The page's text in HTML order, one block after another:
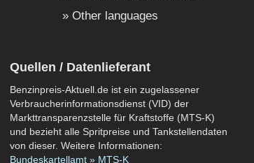
Other languages
Quellen / Datenlieferant
Benzinpreis-Aktuell.de ist ein zugelassener
Verbraucherinformationsdienst (VID) der
Markttransparenzstelle für Kraftstoffe (MTS-K)
und bezieht alle Spritpreise und Tankstellendaten
von dieser. Weitere Informationen:
Bundeskartellamt » MTS-K